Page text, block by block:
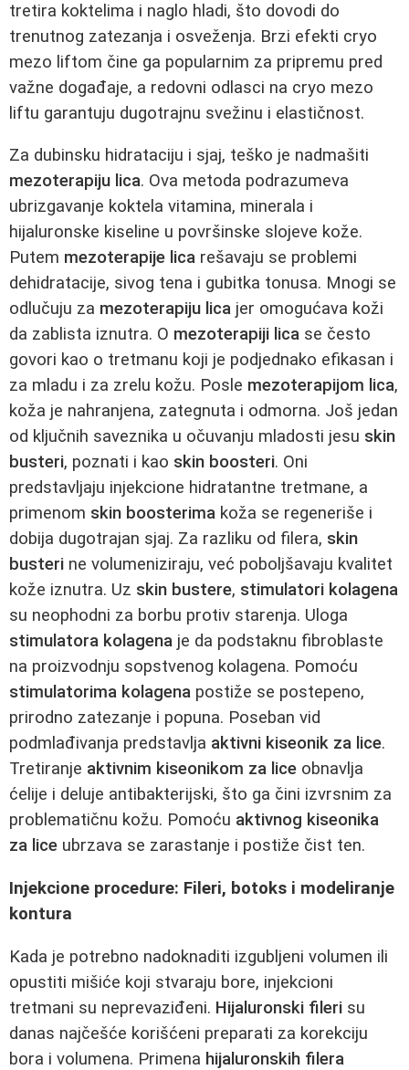
tretira koktelima i naglo hladi, što dovodi do
trenutnog zatezanja i osveženja. Brzi efekti cryo
mezo liftom čine ga popularnim za pripremu pred
važne događaje, a redovni odlasci na cryo mezo
liftu garantuju dugotrajnu svežinu i elastičnost.
Za dubinsku hidrataciju i sjaj, teško je nadmašiti
mezoterapiju lica. Ova metoda podrazumeva
ubrizgavanje koktela vitamina, minerala i
hijaluronske kiseline u površinske slojeve kože.
Putem mezoterapije lica rešavaju se problemi
dehidratacije, sivog tena i gubitka tonusa. Mnogi se
odlučuju za mezoterapiju lica jer omogućava koži
da zablista iznutra. O mezoterapiji lica se često
govori kao o tretmanu koji je podjednako efikasan i
za mladu i za zrelu kožu. Posle mezoterapijom lica,
koža je nahranjena, zategnuta i odmorna. Još jedan
od ključnih saveznika u očuvanju mladosti jesu skin
busteri, poznati i kao skin boosteri. Oni
predstavljaju injekcione hidratantne tretmane, a
primenom skin boosterima koža se regeneriše i
dobija dugotrajan sjaj. Za razliku od filera, skin
busteri ne volumeniziraju, već poboljšavaju kvalitet
kože iznutra. Uz skin bustere, stimulatori kolagena
su neophodni za borbu protiv starenja. Uloga
stimulatora kolagena je da podstaknu fibroblaste
na proizvodnju sopstvenog kolagena. Pomoću
stimulatorima kolagena postiže se postepeno,
prirodno zatezanje i popuna. Poseban vid
podmlađivanja predstavlja aktivni kiseonik za lice.
Tretiranje aktivnim kiseonikom za lice obnavlja
ćelije i deluje antibakterijski, što ga čini izvrsnim za
problematičnu kožu. Pomoću aktivnog kiseonika
za lice ubrzava se zarastanje i postiže čist ten.
Injekcione procedure: Fileri, botoks i modeliranje
kontura
Kada je potrebno nadoknaditi izgubljeni volumen ili
opustiti mišiće koji stvaraju bore, injekcioni
tretmani su neprevaziđeni. Hijaluronski fileri su
danas najčešće korišćeni preparati za korekciju
bora i volumena. Primena hijaluronskih filera